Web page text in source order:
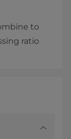
to
ratio